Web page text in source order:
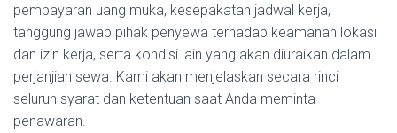
pembayaran uang muka, kesepakatan jadwal kerja,
tanggung jawab pihak penyewa terhadap keamanan lokasi
dan izin kerja, serta kondisi lain yang akan diuraikan dalam
perjanjian sewa. Kami akan menjelaskan secara rinci
seluruh syarat dan ketentuan saat Anda meminta
penawaran.